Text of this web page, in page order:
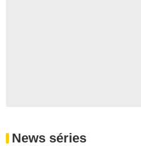
News séries